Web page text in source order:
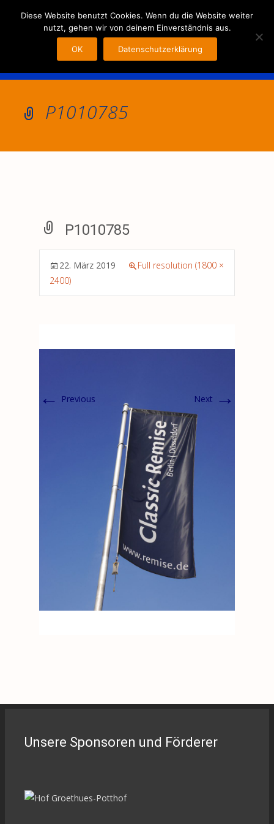
P1010785
P1010785
22. März 2019
Full resolution (1800 ×
2400)
← Previous Next →
Unsere Sponsoren und Förderer
MENU
Diese Website benutzt Cookies. Wenn du die Website weiter
nutzt, gehen wir von deinem Einverständnis aus.
OK Datenschutzerklärung